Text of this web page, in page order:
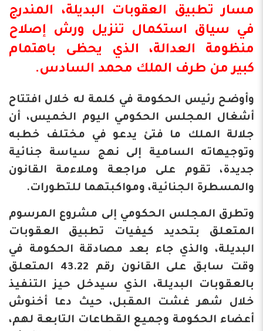
مسار تطبيق العقوبات البديلة، المندرج
في سياق استكمال تنزيل ‏ورش إصلاح
منظومة العدالة، الذي يحظى باهتمام
كبير من طرف الملك محمد السادس.
وأوضح رئيس الحكومة في كلمة له خلال افتتاح
أشغال المجلس الحكومي اليوم الخميس، أن
جلالة الملك ما فتئ يدعو في مختلف خطبه
وتوجيهاته السامية إلى نهج سياسة جنائية
جديدة، تقوم على مراجعة وملاءمة القانون
والمسطرة الجنائية، ومواكبتهما للتطورات.
وتطرق المجلس الحكومي إلى مشروع المرسوم
المتعلق بتحديد كيفيات تطبيق العقوبات
البديلة، والذي جاء بعد مصادقة الحكومة في
وقت سابق على القانون رقم 43.22 المتعلق
بالعقوبات البديلة، الذي سيدخل حيز التنفيذ
خلال شهر غشت المقبل، حيث دعا أخنوش
أعضاء الحكومة وجميع القطاعات التابعة لهم،